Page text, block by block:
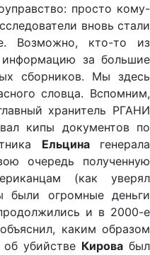
просто кому-
вновь стали
Возможно, кто-то из
за большие
сборников. Мы здесь
словца. Вспомним,
хранитель РГАНИ
кипы документов по
Ельцинагенерала
очередь полученную
(как уверял
были огромные деньги
и в 2000-е
каким образом
убийстве Кировабыл